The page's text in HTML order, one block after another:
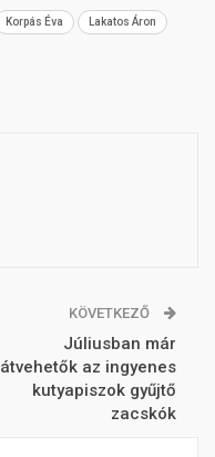
Korpás Éva Lakatos Áron
KÖVETKEZŐ
Júliusban már
átvehetők az ingyenes
kutyapiszok gyűjtő
zacskók